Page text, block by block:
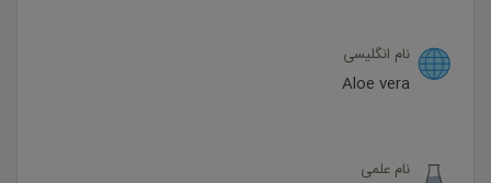
نام انگلیسی
Aloe vera
نام علمی